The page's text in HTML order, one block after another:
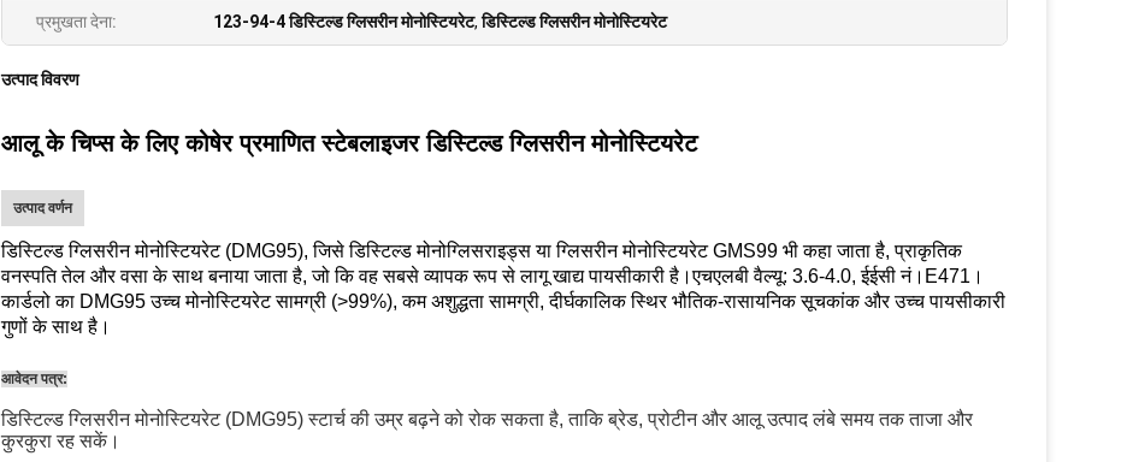
प्रमुखता देना: 123-94-4 डिस्टिल्ड ग्लिसरीन मोनोस्टियरेट,डिस्टिल्ड ग्लिसरीन मोनोस्टियरेट
उत्पाद विवरण
आलू के चिप्स के लिए कोषेर प्रमाणित स्टेबलाइजर डिस्टिल्ड ग्लिसरीन मोनोस्टियरेट
उत्पाद वर्णन
डिस्टिल्ड ग्लिसरीन मोनोस्टियरेट (DMG95), जिसे डिस्टिल्ड मोनोग्लिसराइड्स या ग्लिसरीन मोनोस्टियरेट GMS99 भी कहा जाता है, प्राकृतिक
वनस्पति तेल और वसा के साथ बनाया जाता है, जो कि वह सबसे व्यापक रूप से लागू खाद्य पायसीकारी है।एचएलबी वैल्यू: 3.6-4.0, ईईसी नं।E471।
कार्डलो का DMG95 उच्च मोनोस्टियरेट सामग्री (>99%), कम अशुद्धता सामग्री, दीर्घकालिक स्थिर भौतिक-रासायनिक सूचकांक और उच्च पायसीकारी
गुणों के साथ है।
आवेदन पत्र:
डिस्टिल्ड ग्लिसरीन मोनोस्टियरेट (DMG95) स्टार्च की उम्र बढ़ने को रोक सकता है, ताकि ब्रेड, प्रोटीन और आलू उत्पाद लंबे समय तक ताजा और
कुरकुरा रह सकें।